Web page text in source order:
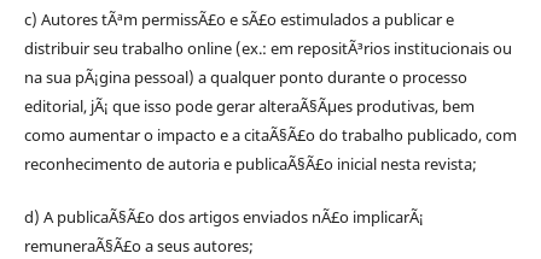
c) Autores tÃªm permissÃ£o e sÃ£o estimulados a publicar e
distribuir seu trabalho online (ex.: em repositÃ³rios institucionais ou
na sua pÃ¡gina pessoal) a qualquer ponto durante o processo
editorial, jÃ¡ que isso pode gerar alteraÃ§Ãµes produtivas, bem
como aumentar o impacto e a citaÃ§Ã£o do trabalho publicado, com
reconhecimento de autoria e publicaÃ§Ã£o inicial nesta revista;
d) A publicaÃ§Ã£o dos artigos enviados nÃ£o implicarÃ¡
remuneraÃ§Ã£o a seus autores;